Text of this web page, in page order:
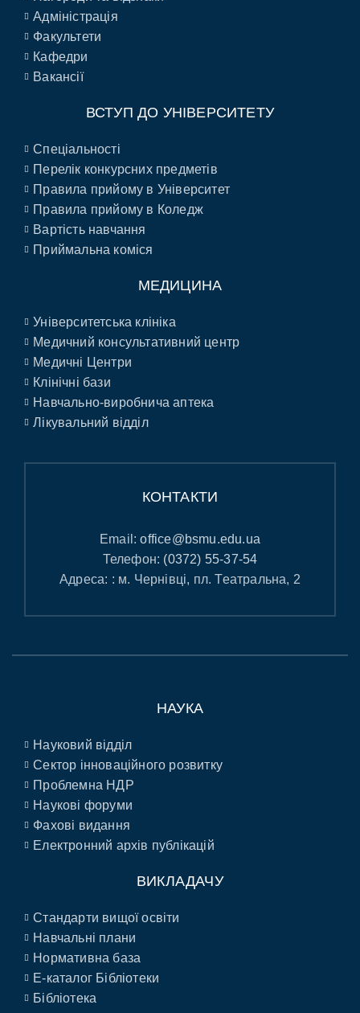
Адміністрація
Факультети
Кафедри
Вакансії
ВСТУП ДО УНІВЕРСИТЕТУ
Спеціальності
Перелік конкурсних предметів
Правила прийому в Університет
Правила прийому в Коледж
Вартість навчання
Приймальна коміся
МЕДИЦИНА
Університетська клініка
Медичний консультативний центр
Медичні Центри
Клінічні бази
Навчально-виробнича аптека
Лікувальний відділ
КОНТАКТИ
Email:office@bsmu.edu.ua
Телефон: (0372) 55-37-54
Адреса: : м. Чернівці, пл. Театральна, 2
НАУКА
Науковий відділ
Сектор інноваційного розвитку
Проблемна НДР
Наукові форуми
Фахові видання
Електронний архів публікацій
ВИКЛАДАЧУ
Стандарти вищої освіти
Навчальні плани
Нормативна база
E-каталог Бібліотеки
Бібліотека